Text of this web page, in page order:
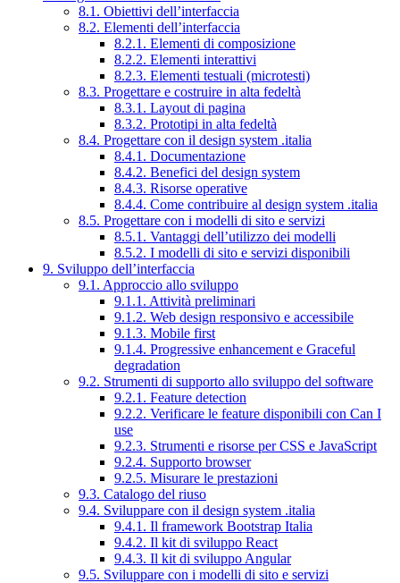
8.1. Obiettivi dell’interfaccia
8.2. Elementi dell’interfaccia
8.2.1. Elementi di composizione
8.2.2. Elementi interattivi
8.2.3. Elementi testuali (microtesti)
8.3. Progettare e costruire in alta fedeltà
8.3.1. Layout di pagina
8.3.2. Prototipi in alta fedeltà
8.4. Progettare con il design system .italia
8.4.1. Documentazione
8.4.2. Benefici del design system
8.4.3. Risorse operative
8.4.4. Come contribuire al design system .italia
8.5. Progettare con i modelli di sito e servizi
8.5.1. Vantaggi dell’utilizzo dei modelli
8.5.2. I modelli di sito e servizi disponibili
9. Sviluppo dell’interfaccia
9.1. Approccio allo sviluppo
9.1.1. Attività preliminari
9.1.2. Web design responsivo e accessibile
9.1.3. Mobile first
9.1.4. Progressive enhancement e Graceful
degradation
9.2. Strumenti di supporto allo sviluppo del software
9.2.1. Feature detection
9.2.2. Verificare le feature disponibili con Can I
use
9.2.3. Strumenti e risorse per CSS e JavaScript
9.2.4. Supporto browser
9.2.5. Misurare le prestazioni
9.3. Catalogo del riuso
9.4. Sviluppare con il design system .italia
9.4.1. Il framework Bootstrap Italia
9.4.2. Il kit di sviluppo React
9.4.3. Il kit di sviluppo Angular
9.5. Sviluppare con i modelli di sito e servizi